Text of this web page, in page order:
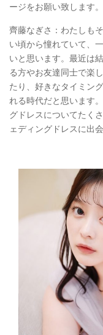
ージをお願い致します。
齊藤なぎさ：わたしも
い頃から憧れていて、
いと思います。最近は
る方やお友達同士で楽
たり、好きなタイミン
れる時代だと思います
グドレスについてたく
ェディングドレスに出